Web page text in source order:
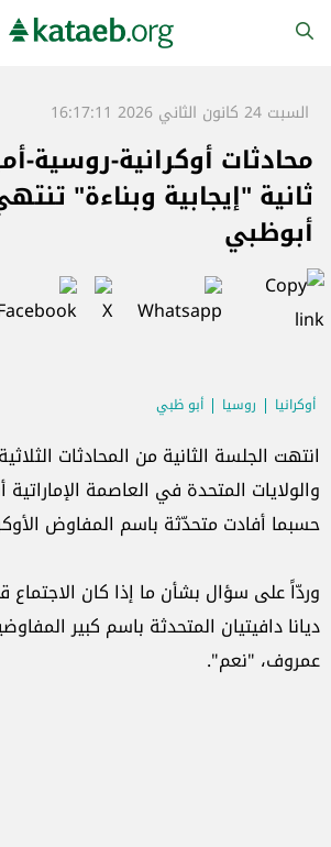
السبت 24 كانون الثاني 2026 16:17:11
محادثات أوكرانية-روسية-
ثانية "إيجابية وبناءة"
أبوظبي
أوكرانيا روسيا أبو ظبي
انتهت الجلسة الثانية من المحادثات
والولايات المتحدة في العاصمة
حسبما أفادت متحدّثة باسم المفاوض
وردّاً على سؤال بشأن ما إذا كان الاجتماع
ديانا دافيتيان المتحدثة باسم كبير
عمروف، "نعم".